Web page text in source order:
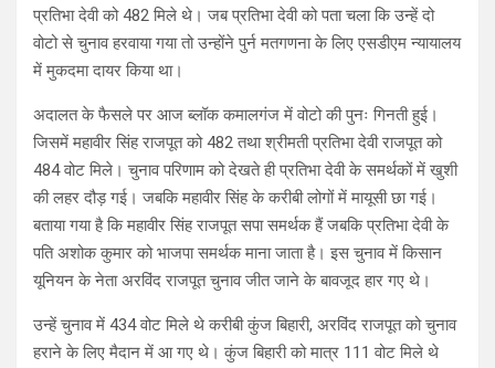
प्रतिभा देवी को 482 मिले थे। जब प्रतिभा देवी को पता चला कि उन्हें दो
वोटो से चुनाव हरवाया गया तो उन्होंने पुर्न मतगणना के लिए एसडीएम न्यायालय
में मुकदमा दायर किया था।
अदालत के फैसले पर आज ब्लॉक कमालगंज में वोटो की पुनः गिनती हुई।
जिसमें महावीर सिंह राजपूत को 482 तथा श्रीमती प्रतिभा देवी राजपूत को
484 वोट मिले। चुनाव परिणाम को देखते ही प्रतिभा देवी के समर्थकों में खुशी
की लहर दौड़ गई। जबकि महावीर सिंह के करीबी लोगों में मायूसी छा गई।
बताया गया है कि महावीर सिंह राजपूत सपा समर्थक हैं जबकि प्रतिभा देवी के
पति अशोक कुमार को भाजपा समर्थक माना जाता है। इस चुनाव में किसान
यूनियन के नेता अरविंद राजपूत चुनाव जीत जाने के बावजूद हार गए थे।
उन्हें चुनाव में 434 वोट मिले थे करीबी कुंज बिहारी, अरविंद राजपूत को चुनाव
हराने के लिए मैदान में आ गए थे। कुंज बिहारी को मात्र 111 वोट मिले थे